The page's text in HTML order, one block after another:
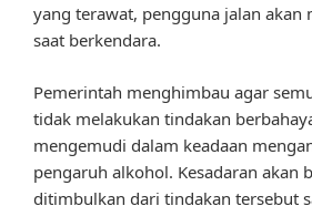
yang terawat, pengguna jalan akan
saat berkendara.
Pemerintah menghimbau agar
tidak melakukan tindakan
mengemudi dalam keadaan
pengaruh alkohol. Kesadaran akan
ditimbulkan dari tindakan tersebut